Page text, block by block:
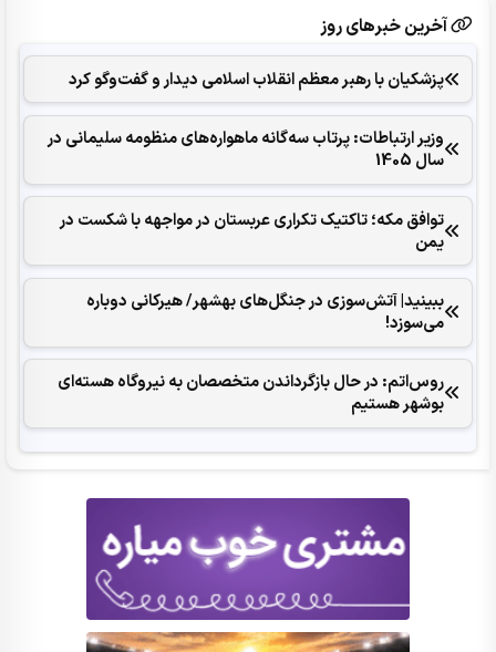
آخرین خبرهای روز
پزشکیان با رهبر معظم انقلاب اسلامی دیدار و گفت‌وگو کرد
وزیر ارتباطات: پرتاب سه‌گانه ماهواره‌های منظومه سلیمانی در
سال 1405
توافق مکه؛ تاکتیک تکراری عربستان در مواجهه با شکست در
یمن
ببینید| آتش‌سوزی در جنگل‌های بهشهر/ هیرکانی دوباره
می‌سوزد!
روس‌اتم: در حال بازگرداندن متخصصان به نیروگاه هسته‌ای
بوشهر هستیم